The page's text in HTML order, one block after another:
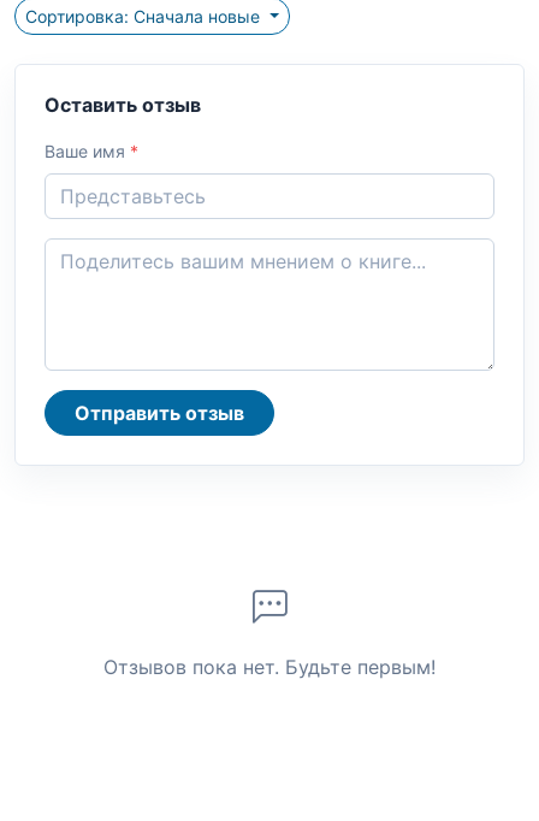
Сортировка: Сначала новые
Оставить отзыв
Ваше имя *
Отправить отзыв
Отзывов пока нет. Будьте первым!